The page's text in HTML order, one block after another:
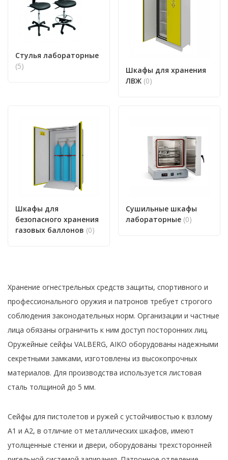
Стулья лабораторные
(5)
Шкафы для хранения
ЛВЖ (0)
Шкафы для
безопасного хранения
газовых баллонов (0)
Сушильные шкафы
лабораторные (0)
Хранение огнестрельных средств защиты, спортивного и
профессионального оружия и патронов требует строгого
соблюдения законодательных норм. Организации и частные
лица обязаны ограничить к ним доступ посторонних лиц.
Оружейные сейфы VALBERG, AIKO оборудованы надежными
секретными замками, изготовлены из высокопрочных
материалов. Для производства используется листовая
сталь толщиной до 5 мм.
Сейфы для пистолетов и ружей с устойчивостью к взлому
А1 и А2, в отличие от металлических шкафов, имеют
утолщенные стенки и двери, оборудованы трехсторонней